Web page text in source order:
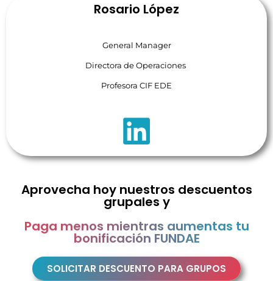
Rosario López
General Manager
Directora de Operaciones
Profesora CIF EDE
Aprovecha hoy nuestros descuentos
grupales y
Paga menos mientras aumentas tu
bonificación FUNDAE
SOLICITAR DESCUENTO PARA GRUPOS